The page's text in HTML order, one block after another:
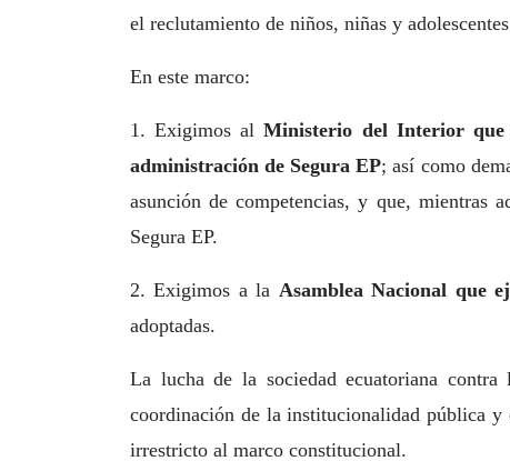
el reclutamiento de niños, niñas y
En este marco:
1. Exigimos alMinisterio del Interior que
administración de Segura EP; así como
asunción de competencias, y que, mientras
Segura EP.
2. Exigimos a la Asamblea Nacional que
adoptadas.
La lucha de la sociedad ecuatoriana
coordinación de la institucionalidad pública y
irrestricto al marco constitucional.